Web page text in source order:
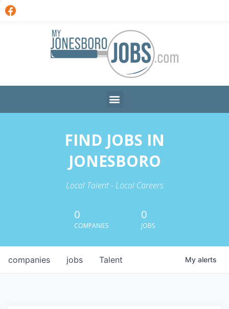
FIND JOBS IN
JONESBORO
Local Talent - Local Careers
0
COMPANIES
0
JOBS
jobs
companies Talent My alerts